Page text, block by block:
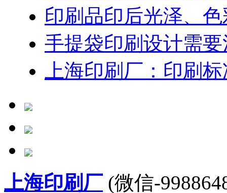
印刷品印后光泽、
手提袋印刷设计需
上海印刷厂：印刷
上海印刷厂 (微信-